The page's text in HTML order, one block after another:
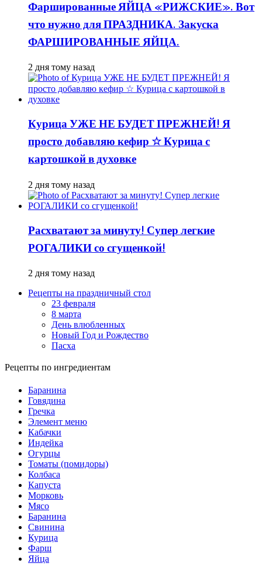
Фаршированные ЯЙЦА «РИЖСКИЕ». Вот
что нужно для ПРАЗДНИКА. Закуска
ФАРШИРОВАННЫЕ ЯЙЦА.
2 дня тому назад
Курица УЖЕ НЕ БУДЕТ ПРЕЖНЕЙ! Я
просто добавляю кефир ☆ Курица с
картошкой в духовке
2 дня тому назад
Расхватают за минуту! Супер легкие
РОГАЛИКИ со сгущенкой!
2 дня тому назад
Рецепты на праздничный стол
23 февраля
8 марта
День влюбленных
Новый Год и Рождество
Пасха
Рецепты по ингредиентам
Баранина
Говядина
Гречка
Элемент меню
Кабачки
Индейка
Огурцы
Томаты (помидоры)
Колбаса
Капуста
Морковь
Мясо
Баранина
Свинина
Курица
Фарш
Яйца